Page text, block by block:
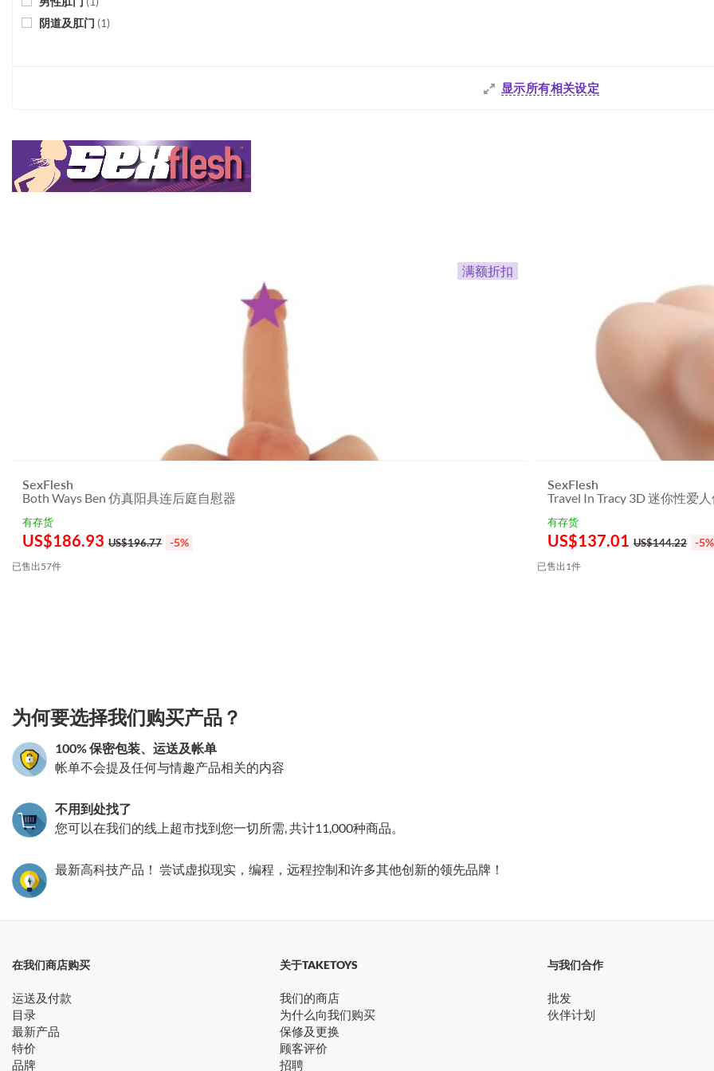
阴道及肛门 (1)
显示所有相关设定
SexFlesh
Both Ways Ben 仿真阳具连后庭自慰器
有存货
US$186.93 US$196.77 -5%
已售出57件
SexFlesh
Travel In Tracy 3D 迷你性爱
有存货
US$137.01 US$144.22 -5%
已售出1件
为何要选择我们购买产品？
100% 保密包装、运送及帐单
帐单不会提及任何与情趣产品相关的内容
不用到处找了
您可以在我们的线上超市找到您一切所需, 共计11,000种商品。
最新高科技产品！ 尝试虚拟现实，编程，远程控制和许多其他创新的领先品牌！
在我们商店购买
运送及付款
目录
最新产品
特价
品牌
关于TAKETOYS
我们的商店
为什么向我们购买
保修及更换
顾客评价
招聘
与我们合作
批发
伙伴计划